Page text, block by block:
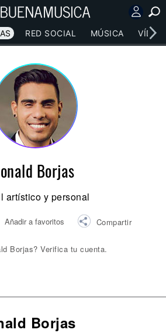
RED SOCIAL MÚSICA
Borjas
artístico y personal
Añadir a favoritos Compartir
Borjas? Verifica tu cuenta.
Borjas